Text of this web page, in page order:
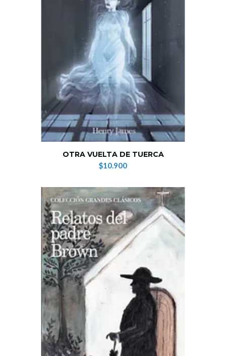
OTRA VUELTA DE TUERCA
$10.900